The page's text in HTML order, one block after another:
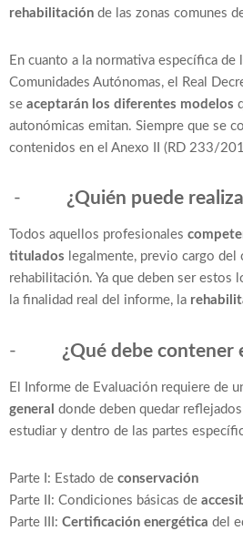
rehabilitación de las zonas comunes
En cuanto a la normativa específica de
Comunidades Autónomas, el Real
se aceptarán los diferentes modelos
autonómicas emitan. Siempre que se
contenidos en el Anexo II (RD 233/
- ¿Quién puede
Todos aquellos profesionales
titulados legalmente, previo cargo
rehabilitación. Ya que deben ser estos
la finalidad real del informe, la
- ¿Qué debe contener
El Informe de Evaluación requiere de
general donde deben quedar
estudiar y dentro de las partes
Parte I: Estado de conservación
Parte II: Condiciones básicas de
Parte III: Certificación energética del